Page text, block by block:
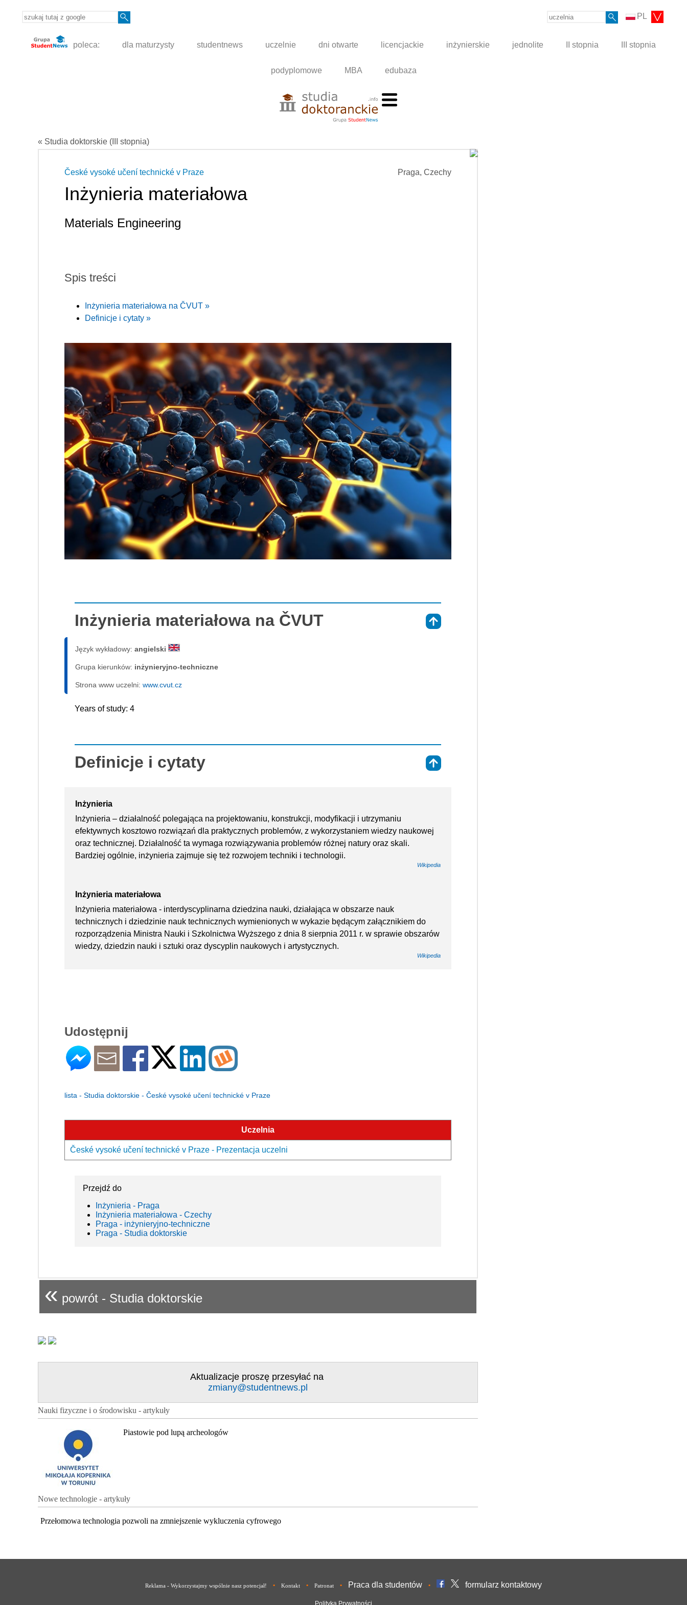
PL
poleca: dla maturzysty studentnews uczelnie dni otwarte licencjackie inżynierskie jednolite II stopnia III stopnia
podyplomowe MBA edubaza
« Studia doktorskie (III stopnia)
Praga, Czechy
České vysoké učení technické v Praze
Inżynieria materiałowa
Materials Engineering
Spis treści
Inżynieria materiałowa na ČVUT »
Definicje i cytaty »
Inżynieria materiałowa na ČVUT
Język wykładowy: angielski
Grupa kierunków: inżynieryjno-techniczne
Strona www uczelni: www.cvut.cz
Years of study: 4
Definicje i cytaty
Inżynieria
Inżynieria – działalność polegająca na projektowaniu, konstrukcji, modyfikacji i utrzymaniu
efektywnych kosztowo rozwiązań dla praktycznych problemów, z wykorzystaniem wiedzy naukowej
oraz technicznej. Działalność ta wymaga rozwiązywania problemów różnej natury oraz skali.
Bardziej ogólnie, inżynieria zajmuje się też rozwojem techniki i technologii.
Wikipedia
Inżynieria materiałowa
Inżynieria materiałowa - interdyscyplinarna dziedzina nauki, działająca w obszarze nauk
technicznych i dziedzinie nauk technicznych wymienionych w wykazie będącym załącznikiem do
rozporządzenia Ministra Nauki i Szkolnictwa Wyższego z dnia 8 sierpnia 2011 r. w sprawie obszarów
wiedzy, dziedzin nauki i sztuki oraz dyscyplin naukowych i artystycznych.
Wikipedia
Udostępnij
lista - Studia doktorskie - České vysoké učení technické v Praze
Uczelnia
České vysoké učení technické v Praze - Prezentacja uczelni
Przejdź do
Inżynieria - Praga
Inżynieria materiałowa - Czechy
Praga - inżynieryjno-techniczne
Praga - Studia doktorskie
« powrót - Studia doktorskie
Aktualizacje proszę przesyłać na
zmiany@studentnews.pl
Nauki fizyczne i o środowisku - artykuły
Piastowie pod lupą archeologów
Nowe technologie - artykuły
Przełomowa technologia pozwoli na zmniejszenie wykluczenia cyfrowego
Reklama - Wykorzystajmy wspólnie nasz potencjał! • Kontakt • Patronat • Praca dla studentów • formularz kontaktowy